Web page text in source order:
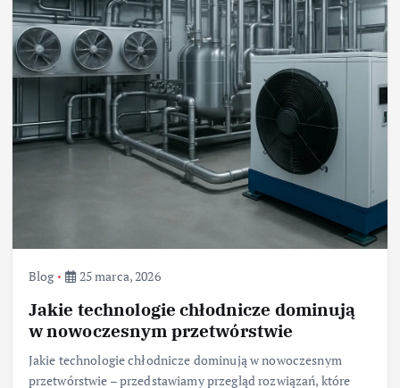
Blog 25 marca, 2026
Jakie technologie chłodnicze dominują
w nowoczesnym przetwórstwie
Jakie technologie chłodnicze dominują w nowoczesnym
przetwórstwie – przedstawiamy przegląd rozwiązań, które